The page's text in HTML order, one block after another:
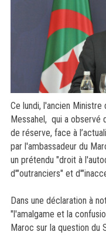
Ce lundi, l'ancien
Messahel, qui a observé
de réserve, face à
par l'ambassadeur du
un prétendu "droit à
d'"outranciers" et
Dans une déclaration à
"l'amalgame et la
Maroc sur la question du